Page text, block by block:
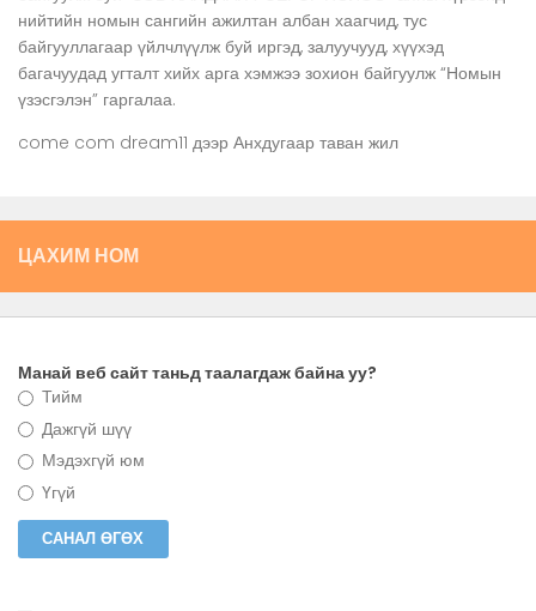
нийтийн номын сангийн ажилтан албан хаагчид, тус
байгууллагаар үйлчлүүлж буй иргэд, залуучууд, хүүхэд
багачуудад угталт хийх арга хэмжээ зохион байгуулж “Номын
үзэсгэлэн” гаргалаа.
come com dream11 дээр Анхдугаар таван жил
ЦАХИМ НОМ
Манай веб сайт таньд таалагдаж байна уу?
Тийм
Дажгүй шүү
Мэдэхгүй юм
Үгүй